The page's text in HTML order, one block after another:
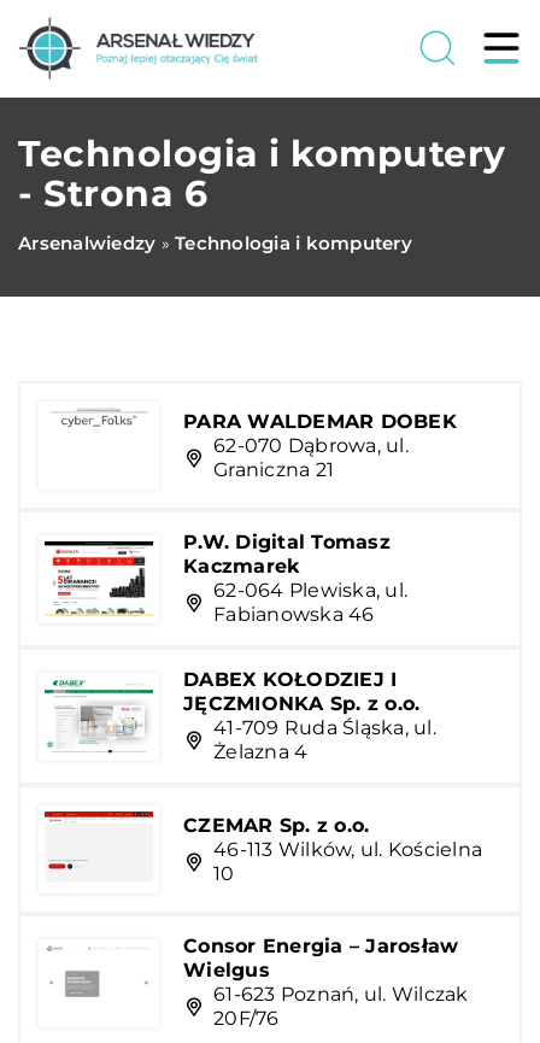
Technologia i komputery
- Strona 6
Arsenalwiedzy » Technologia i komputery
PARA WALDEMAR DOBEK
62-070 Dąbrowa, ul.
Graniczna 21
P.W. Digital Tomasz
Kaczmarek
62-064 Plewiska, ul.
Fabianowska 46
DABEX KOŁODZIEJ I
JĘCZMIONKA Sp. z o.o.
41-709 Ruda Śląska, ul.
Żelazna 4
CZEMAR Sp. z o.o.
46-113 Wilków, ul. Kościelna
10
Consor Energia – Jarosław
Wielgus
61-623 Poznań, ul. Wilczak
20F/76